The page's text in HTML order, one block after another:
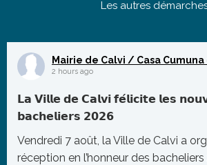
Les autres
Mairie de Calvi / Casa Cumuna
2 hours ago
𝗟𝗮 𝗩𝗶𝗹𝗹𝗲 𝗱𝗲 𝗖𝗮𝗹𝘃𝗶 𝗳𝗲́𝗹𝗶𝗰𝗶𝘁𝗲 𝗹𝗲𝘀
𝗯𝗮𝗰𝗵𝗲𝗹𝗶𝗲𝗿𝘀 𝟮𝟬𝟮𝟲
Vendredi 7 août, la Ville de Calvi a
réception en l’honneur des